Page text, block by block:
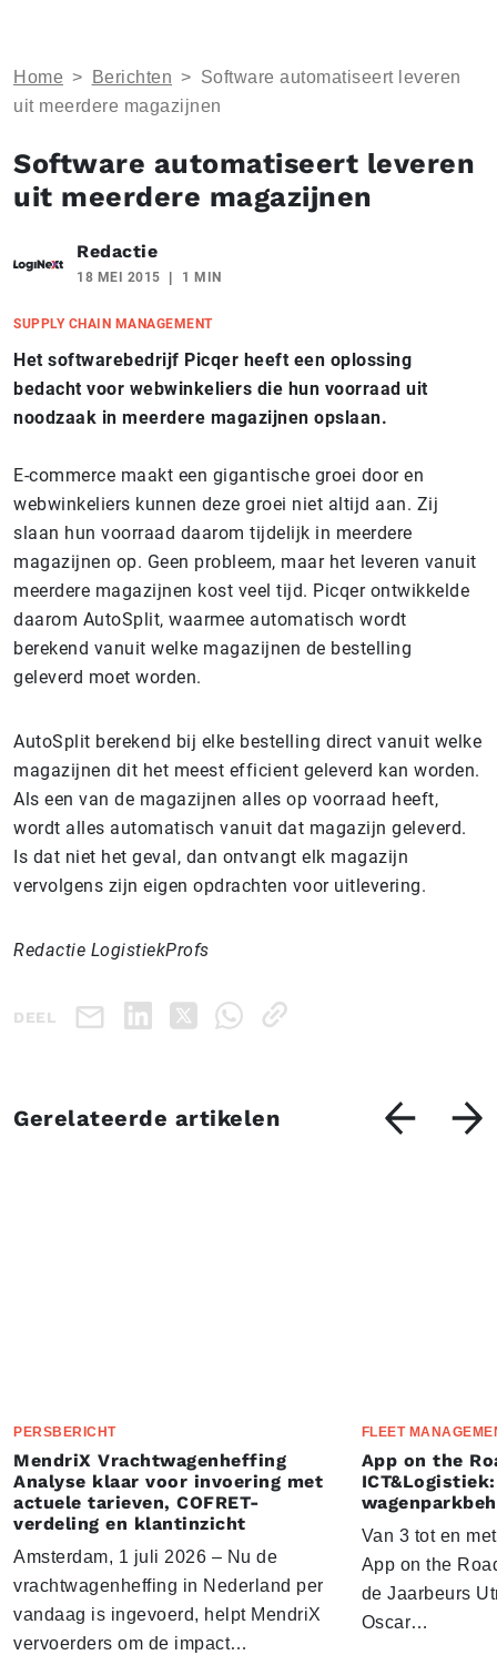
Home > Berichten > Software automatiseert leveren
uit meerdere magazijnen
Software automatiseert leveren
uit meerdere magazijnen
Redactie
18 MEI 2015 1 MIN
SUPPLY CHAIN MANAGEMENT
Het softwarebedrijf Picqer heeft een oplossing
bedacht voor webwinkeliers die hun voorraad uit
noodzaak in meerdere magazijnen opslaan.
E-commerce maakt een gigantische groei door en
webwinkeliers kunnen deze groei niet altijd aan. Zij
slaan hun voorraad daarom tijdelijk in meerdere
magazijnen op. Geen probleem, maar het leveren vanuit
meerdere magazijnen kost veel tijd. Picqer ontwikkelde
daarom AutoSplit, waarmee automatisch wordt
berekend vanuit welke magazijnen de bestelling
geleverd moet worden.
AutoSplit berekend bij elke bestelling direct vanuit welke
magazijnen dit het meest efficient geleverd kan worden.
Als een van de magazijnen alles op voorraad heeft,
wordt alles automatisch vanuit dat magazijn geleverd.
Is dat niet het geval, dan ontvangt elk magazijn
vervolgens zijn eigen opdrachten voor uitlevering.
Redactie LogistiekProfs
DEEL
Gerelateerde artikelen
PERSBERICHT
MendriX Vrachtwagenheffing
Analyse klaar voor invoering met
actuele tarieven, COFRET-
verdeling en klantinzicht
Amsterdam, 1 juli 2026 – Nu de
vrachtwagenheffing in Nederland per
vandaag is ingevoerd, helpt MendriX
vervoerders om de impact…
FLEET
App on the
Van 3 tot en
App on the
de Jaarbeurs
Oscar…